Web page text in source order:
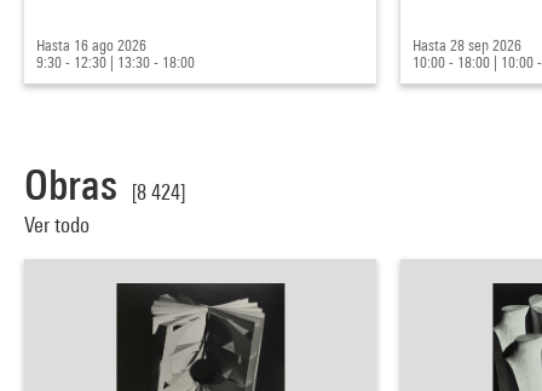
Hasta 16 ago 2026
9:30 - 12:30
13:30 - 18:00
Hasta 28 sep 2026
10:00 - 18:00
10:00
Obras
[8 424]
Ver todo